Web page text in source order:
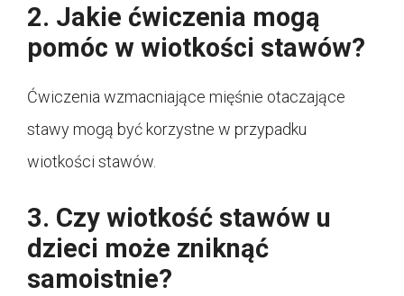
2. Jakie ćwiczenia mogą
pomóc w wiotkości stawów?
Ćwiczenia wzmacniające mięśnie otaczające
stawy mogą być korzystne w przypadku
wiotkości stawów.
3. Czy wiotkość stawów u
dzieci może zniknąć
samoistnie?